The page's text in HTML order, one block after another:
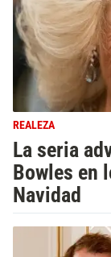
REALEZA
La seria
Bowles en
Navidad